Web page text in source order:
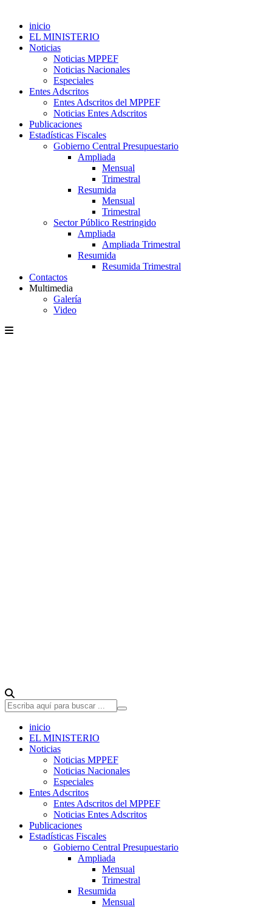
inicio
EL MINISTERIO
Noticias
Noticias MPPEF
Noticias Nacionales
Especiales
Entes Adscritos
Entes Adscritos del MPPEF
Noticias Entes Adscritos
Publicaciones
Estadísticas Fiscales
Gobierno Central Presupuestario
Ampliada
Mensual
Trimestral
Resumida
Mensual
Trimestral
Sector Público Restringido
Ampliada
Ampliada Trimestral
Resumida
Resumida Trimestral
Contactos
Multimedia
Galería
Video
inicio
EL MINISTERIO
Noticias
Noticias MPPEF
Noticias Nacionales
Especiales
Entes Adscritos
Entes Adscritos del MPPEF
Noticias Entes Adscritos
Publicaciones
Estadísticas Fiscales
Gobierno Central Presupuestario
Ampliada
Mensual
Trimestral
Resumida
Mensual